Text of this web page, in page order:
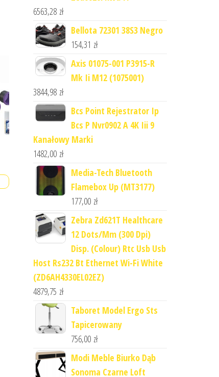
6563,28 zł
Bellota 72301 38S3 Negro
154,31 zł
Axis 01075-001 P3915-R
Mk Ii M12 (1075001)
3844,98 zł
Bcs Point Rejestrator Ip
Bcs P Nvr0902 A 4K Iii 9
Kanałowy Marki
1482,00 zł
Media-Tech Bluetooth
Flamebox Up (MT3177)
177,00 zł
Zebra Zd621T Healthcare
12 Dots/Mm (300 Dpi)
Disp. (Colour) Rtc Usb Usb
Host Rs232 Bt Ethernet Wi-Fi White
(ZD6AH4330EL02EZ)
4879,75 zł
Taboret Model Ergo Sts
Tapicerowany
756,00 zł
Modi Meble Biurko Dąb
Sonoma Czarne Loft